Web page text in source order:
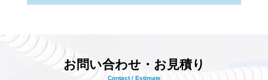
お問い合わせ・お見積り
Contact / Estimate